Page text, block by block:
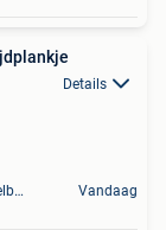
Details
Zwijnaarde+Deel Van Merelbeke Vandaag